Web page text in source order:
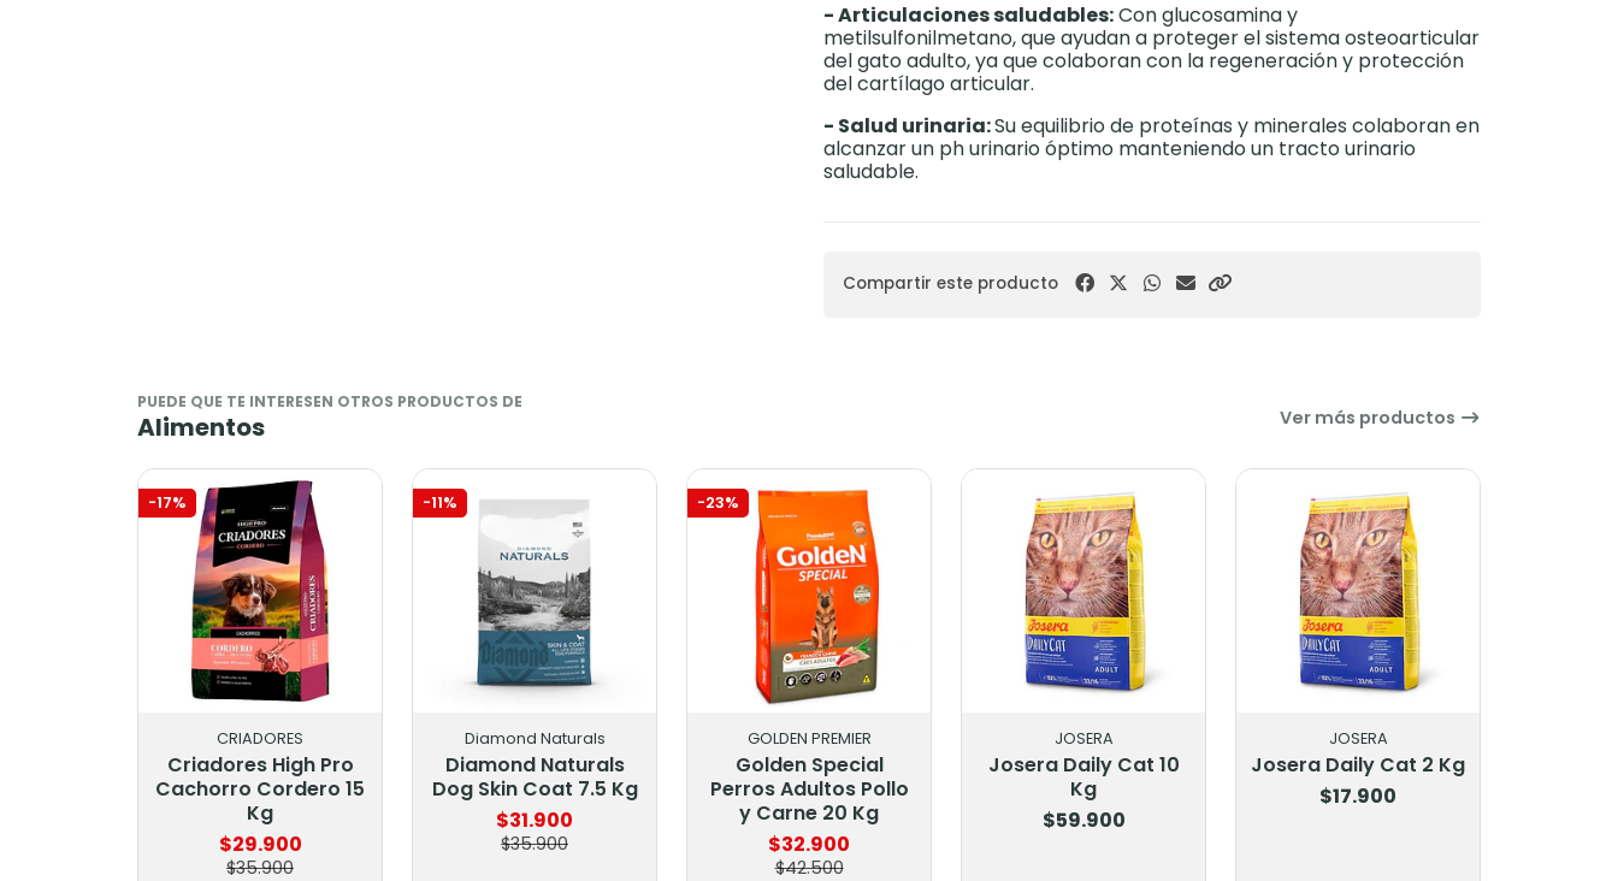
- Articulaciones saludables:Con glucosamina y
metilsulfonilmetano, que ayudan a proteger el sistema osteoarticular
del gato adulto, ya que colaboran con la regeneración y protección
del cartílago articular.
- Salud urinaria:Su equilibrio de proteínas y minerales colaboran en
alcanzar un ph urinario óptimo manteniendo un tracto urinario
saludable.
Compartir este producto
PUEDE QUE TE INTERESEN OTROS PRODUCTOS DE
Alimentos Ver más productos
-17%
CRIADORES
Criadores High Pro
Cachorro Cordero 15
Kg
$29.900
$35.900
-11%
Diamond Naturals
Diamond Naturals
Dog Skin Coat 7.5 Kg
$31.900
$35.900
-23%
GOLDEN PREMIER
Golden Special
Perros Adultos Pollo
y Carne 20 Kg
$32.900
$42.500
JOSERA
Josera Daily Cat 10
Kg
$59.900
JOSERA
Josera Daily Cat 2 Kg
$17.900